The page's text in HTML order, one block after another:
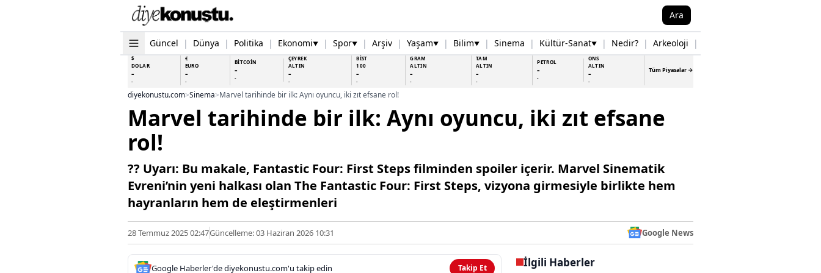
Ara
Güncel | Dünya | Politika | Ekonomi▼ | Spor▼ | Arşiv | Yaşam▼ | Bilim▼ | Sinema | Kültür-Sanat▼ | Nedir? | Arkeoloji |
$
DOLAR
-
-
€
EURO
-
-
BİTCOİN
-
-
ÇEYREK
ALTIN
-
-
BİST
100
-
-
GRAM
ALTIN
-
-
TAM
ALTIN
-
-
PETROL
-
-
ONS
ALTIN
-
-
Tüm Piyasalar →
diyekonustu.com>Sinema>Marvel tarihinde bir ilk: Aynı oyuncu, iki zıt efsane rol!
Marvel tarihinde bir ilk: Aynı oyuncu, iki zıt efsane
rol!
??️ Uyarı: Bu makale, Fantastic Four: First Steps filminden spoiler içerir. Marvel Sinematik
Evreni’nin yeni halkası olan The Fantastic Four: First Steps, vizyona girmesiyle birlikte hem
hayranların hem de eleştirmenleri
28 Temmuz 2025 02:47Güncelleme: 03 Haziran 2026 10:31 Google News
Google Haberler'de diyekonustu.com'u takip edin Takip Et İlgili Haberler